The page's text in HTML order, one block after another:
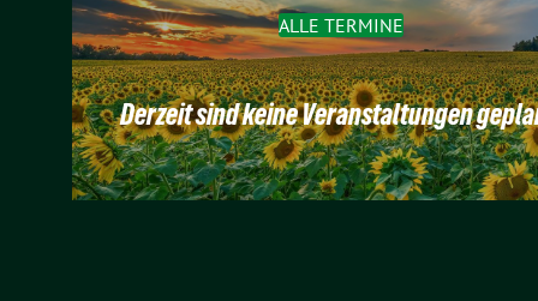
ALLE TERMINE
Derzeit sind keine Veranstaltungen